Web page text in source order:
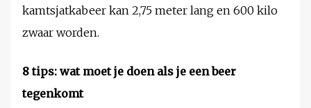
kamtsjatkabeer kan 2,75 meter lang en 600 kilo
zwaar worden.
8 tips: wat moet je doen als je een beer
tegenkomt